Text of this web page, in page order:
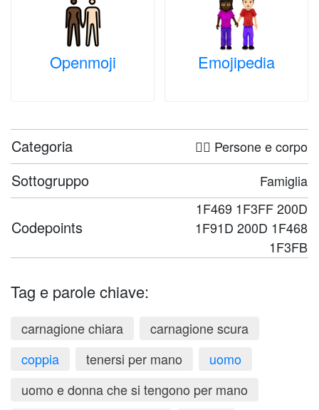
Openmoji Emojipedia
Categoria 🤦‍♀️ Persone e corpo
Sottogruppo Famiglia
Codepoints
1F469 1F3FF 200D
1F91D 200D 1F468
1F3FB
Tag e parole chiave:
carnagione chiara
carnagione scura
coppia
tenersi per mano
uomo
uomo e donna che si tengono per mano